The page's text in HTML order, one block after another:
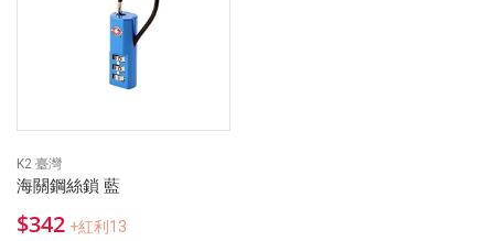
K2 臺灣
海關鋼絲鎖 藍
$342 +紅利13